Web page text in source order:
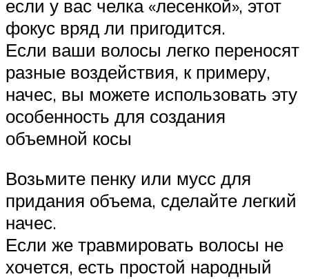
если у вас челка «лесенкой», этот
фокус вряд ли пригодится.
Если ваши волосы легко переносят
разные воздействия, к примеру,
начес, вы можете использовать эту
особенность для создания
объемной косы
Возьмите пенку или мусс для
придания объема, сделайте легкий
начес.
Если же травмировать волосы не
хочется, есть простой народный